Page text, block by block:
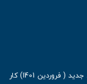
فروشگاه اینترنتی سیب 115 در اولین روزهای شروع قرن جدید ( فروردین 1401) کار